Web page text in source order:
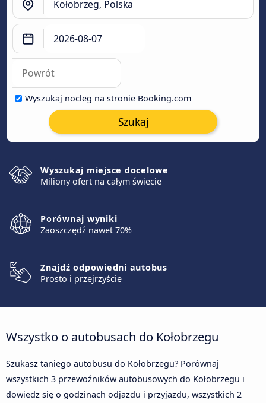
Wyszukaj nocleg na stronie Booking.com
Szukaj
Wyszukaj miejsce docelowe
Miliony ofert na całym świecie
Porównaj wyniki
Zaoszczędź nawet 70%
Znajdź odpowiedni autobus
Prosto i przejrzyście
Wszystko o autobusach do Kołobrzegu
Szukasz taniego autobusu do Kołobrzegu? Porównaj
wszystkich 3 przewoźników autobusowych do Kołobrzegu i
dowiedz się o godzinach odjazdu i przyjazdu, wszystkich 2